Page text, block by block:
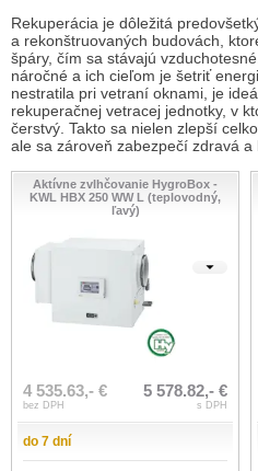
Rekuperácia je dôležitá
a rekonštruovaných budovách,
špáry, čím sa stávajú
náročné a ich cieľom je šetriť
nestratila pri vetraní oknami, je
rekuperačnej vetracej jednotky, v
čerstvý. Takto sa nielen zlepší
ale sa zároveň zabezpečí zdravá a
Aktívne zvlhčovanie HygroBox -
KWL HBX 250 WW L (teplovodný,
ľavý)
4 535.63,- €
bez DPH
5 578.82,- €
s DPH
do 7 dní